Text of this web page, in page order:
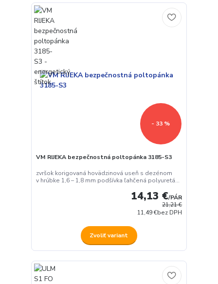
- 33 %
VM RIJEKA bezpečnostná poltopánka 3185-S3
zvršok korigovaná hovädzinová useň s dezénom
v hrúbke 1,6 – 1,8 mm podšívka ľahčená polyuretá...
21,21 €
14,13 €/PÁR
11,49 €bez DPH
Zvoliť variant